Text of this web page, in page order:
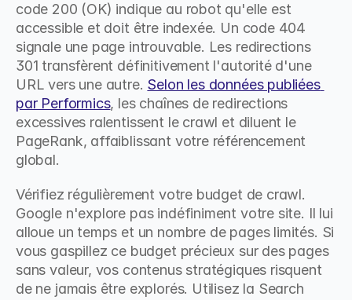
code 200 (OK) indique au robot qu'elle est
accessible et doit être indexée. Un code 404
signale une page introuvable. Les redirections
301 transfèrent définitivement l'autorité d'une
URL vers une autre. Selon les données publiées
par Performics, les chaînes de redirections
excessives ralentissent le crawl et diluent le
PageRank, affaiblissant votre référencement
global.
Vérifiez régulièrement votre budget de crawl.
Google n'explore pas indéfiniment votre site. Il lui
alloue un temps et un nombre de pages limités. Si
vous gaspillez ce budget précieux sur des pages
sans valeur, vos contenus stratégiques risquent
de ne jamais être explorés. Utilisez la Search